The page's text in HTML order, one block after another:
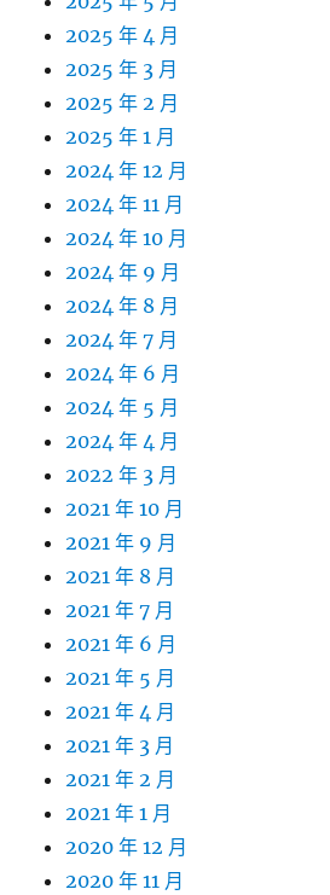
2025 年 4 月
2025 年 3 月
2025 年 2 月
2025 年 1 月
2024 年 12 月
2024 年 11 月
2024 年 10 月
2024 年 9 月
2024 年 8 月
2024 年 7 月
2024 年 6 月
2024 年 5 月
2024 年 4 月
2022 年 3 月
2021 年 10 月
2021 年 9 月
2021 年 8 月
2021 年 7 月
2021 年 6 月
2021 年 5 月
2021 年 4 月
2021 年 3 月
2021 年 2 月
2021 年 1 月
2020 年 12 月
2020 年 11 月